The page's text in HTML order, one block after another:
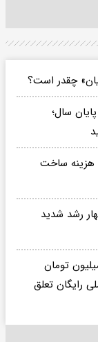
چقدر است؟
سال؛
ارزان شد/ هزینه ساخت
رشد شدید
ویژه دولت برای مستاجران؛ با 7 میلیون تومان
رایگان تعلق